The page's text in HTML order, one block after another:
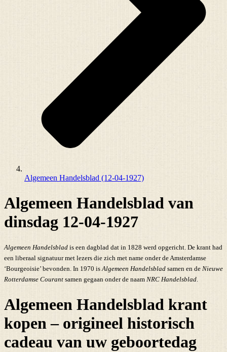
Algemeen Handelsblad (12-04-1927)
Algemeen Handelsblad van
dinsdag 12-04-1927
Algemeen Handelsblad is een dagblad dat in 1828 werd opgericht. De krant had
een liberaal signatuur met lezers die zich met name onder de Amsterdamse
‘Bourgeoisie’ bevonden. In 1970 is Algemeen Handelsblad samen en de Nieuwe
Rotterdamse Courant samen gegaan onder de naam NRC Handelsblad
Algemeen Handelsblad krant
kopen – origineel historisch
cadeau van uw geboortedag